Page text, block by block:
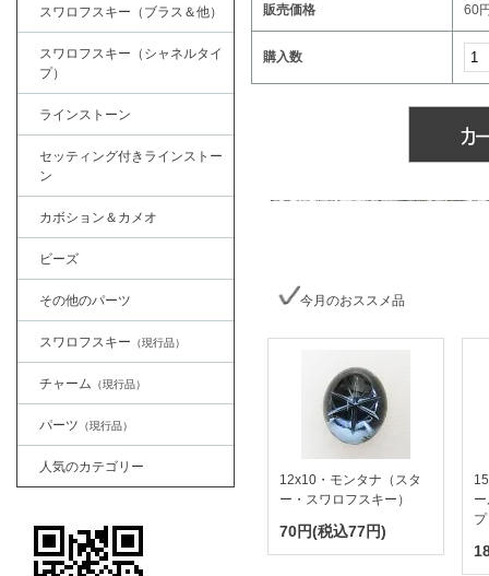
販売価格 60
購入数
今月のおススメ品
12x10・モンタナ（スタ
ー・スワロフスキー）
70円(税込77円)
スワロフスキー（ブラス＆他）
スワロフスキー（シャネルタイ
プ）
ラインストーン
セッティング付きラインストー
ン
カボション＆カメオ
ビーズ
その他のパーツ
スワロフスキー （現行品）
チャーム （現行品）
パーツ （現行品）
人気のカテゴリー